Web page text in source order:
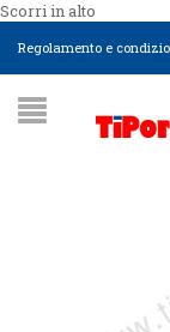
Scorri in alto
Regolamento e